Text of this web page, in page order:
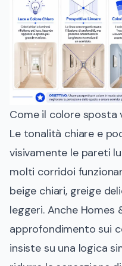
Come il colore sposta
Le tonalità chiare e
visivamente le pareti
molti corridoi
beige chiari, greige
leggeri. Anche Homes
approfondimento sui
insiste su una logica